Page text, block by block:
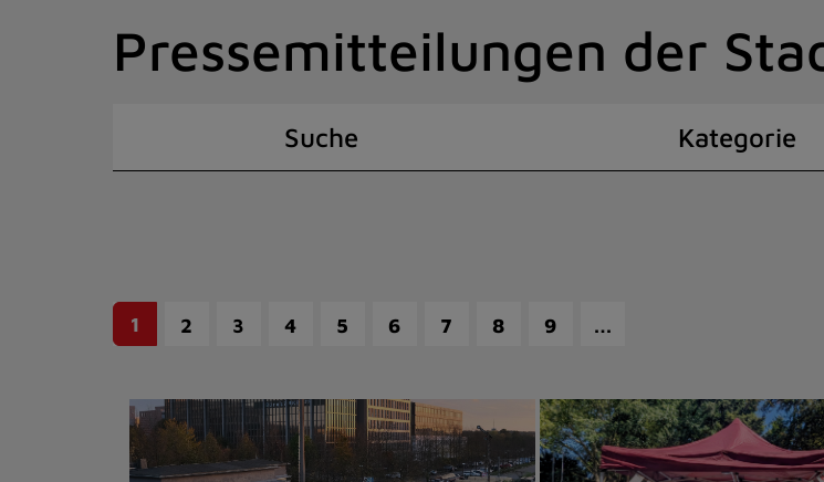
Pressemitteilungen der
Suche Kategorie
1 2 3 4 5 6 7 8 9 …